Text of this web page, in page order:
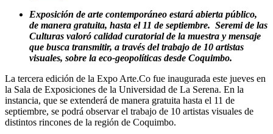
Exposición de arte contemporáneo estará abierta público,
de manera gratuita, hasta el 11 de septiembre. Seremi de las
Culturas valoró calidad curatorial de la muestra y mensaje
que busca transmitir, a través del trabajo de 10 artistas
visuales, sobre la eco-geopolíticas desde Coquimbo.
La tercera edición de la Expo Arte.Co fue inaugurada este jueves en
la Sala de Exposiciones de la Universidad de La Serena. En la
instancia, que se extenderá de manera gratuita hasta el 11 de
septiembre, se podrá observar el trabajo de 10 artistas visuales de
distintos rincones de la región de Coquimbo.